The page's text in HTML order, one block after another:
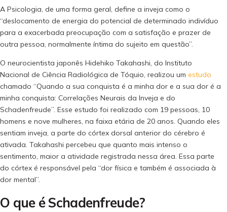
A Psicologia, de uma forma geral, define a inveja como o
“deslocamento de energia do potencial de determinado indivíduo
para a exacerbada preocupação com a satisfação e prazer de
outra pessoa, normalmente íntima do sujeito em questão”.
O neurocientista japonês Hidehiko Takahashi, do Instituto
Nacional de Ciência Radiológica de Tóquio, realizou um estudo
chamado “Quando a sua conquista é a minha dor e a sua dor é a
minha conquista: Correlações Neurais da Inveja e do
Schadenfreude”. Esse estudo foi realizado com 19 pessoas, 10
homens e nove mulheres, na faixa etária de 20 anos. Quando eles
sentiam inveja, a parte do córtex dorsal anterior do cérebro é
ativada. Takahashi percebeu que quanto mais intenso o
sentimento, maior a atividade registrada nessa área. Essa parte
do córtex é responsável pela “dor física e também é associada à
dor mental”.
O que é Schadenfreude?